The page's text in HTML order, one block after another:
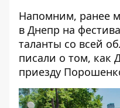
Напомним, ранее
в Днепр на
таланты со всей
писали о том, как
приезду